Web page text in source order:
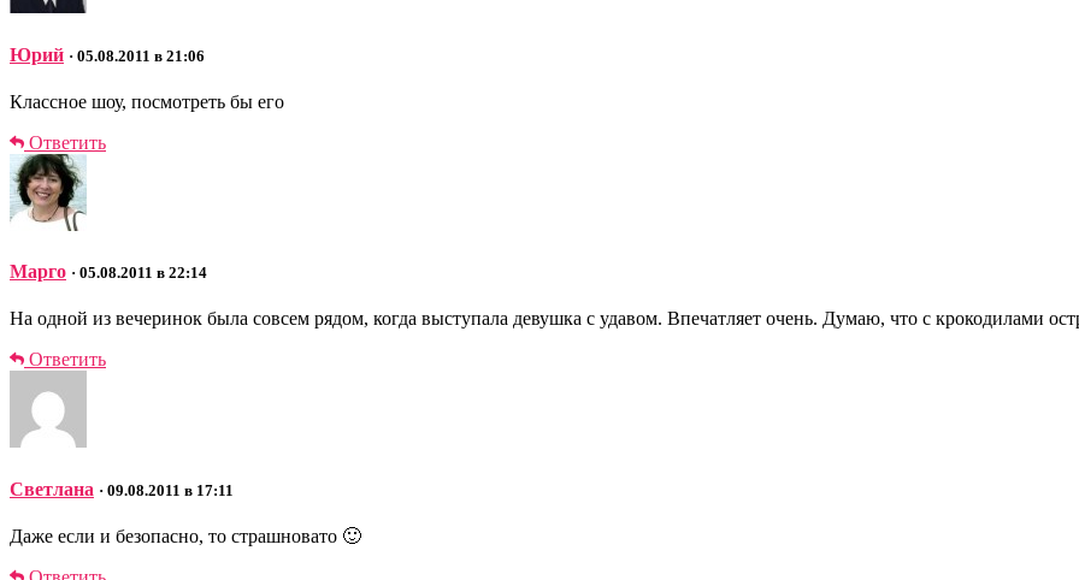
Юрий · 05.08.2011 в 21:06
Классное шоу, посмотреть бы его
Ответить
Марго · 05.08.2011 в 22:14
На одной из вечеринок была совсем рядом, когда выступала девушка с удавом. Впечатляет очень. Думаю, что с крокодилами
Ответить
Светлана · 09.08.2011 в 17:11
Даже если и безопасно, то страшновато 🙂